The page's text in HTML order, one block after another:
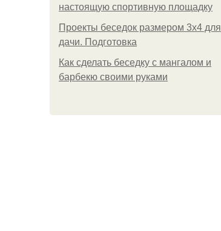
настоящую спортивную площадку
Проекты беседок размером 3х4 для
дачи. Подготовка
Как сделать беседку с мангалом и
барбекю своими руками